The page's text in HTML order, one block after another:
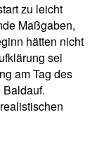
zu leicht
Maßgaben,
hätten nicht
sei
am Tag des
Baldauf.